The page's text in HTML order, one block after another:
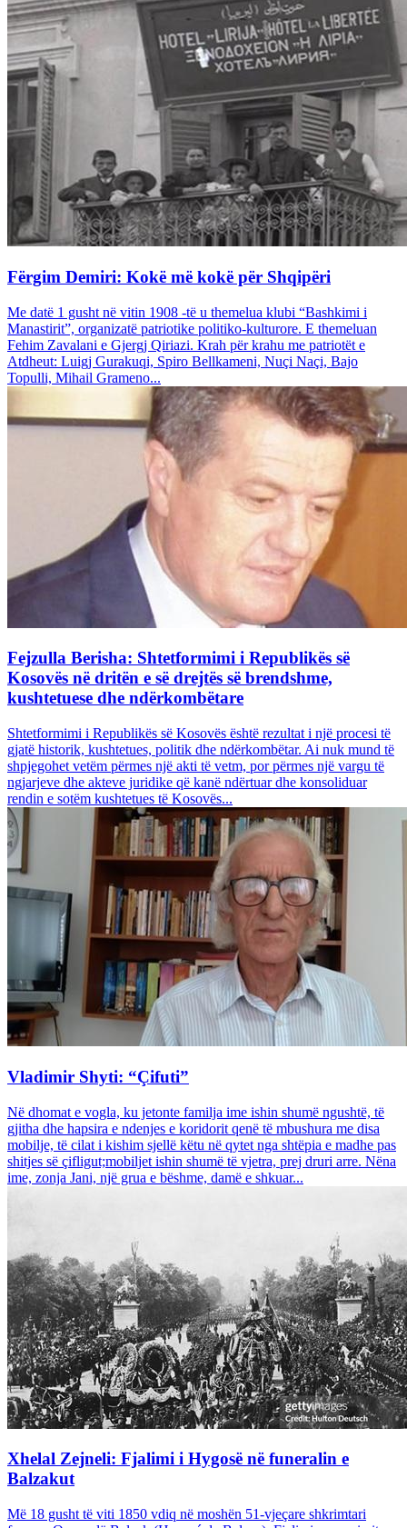
Fërgim Demiri: Kokë më kokë për Shqipëri
Me datë 1 gusht në vitin 1908 -të u themelua klubi “Bashkimi i
Manastirit”, organizatë patriotike politiko-kulturore. E themeluan
Fehim Zavalani e Gjergj Qiriazi. Krah për krahu me patriotët e
Atdheut: Luigj Gurakuqi, Spiro Bellkameni, Nuçi Naçi, Bajo
Topulli, Mihail Grameno...
Fejzulla Berisha: Shtetformimi i Republikës së
Kosovës në dritën e së drejtës së brendshme,
kushtetuese dhe ndërkombëtare
Shtetformimi i Republikës së Kosovës është rezultat i një procesi të
gjatë historik, kushtetues, politik dhe ndërkombëtar. Ai nuk mund të
shpjegohet vetëm përmes një akti të vetm, por përmes një vargu të
ngjarjeve dhe akteve juridike që kanë ndërtuar dhe konsoliduar
rendin e sotëm kushtetues të Kosovës...
Vladimir Shyti: “Çifuti”
Në dhomat e vogla, ku jetonte familja ime ishin shumë ngushtë, të
gjitha dhe hapsira e ndenjes e koridorit qenë të mbushura me disa
mobilje, të cilat i kishim sjellë këtu në qytet nga shtëpia e madhe pas
shitjes së çifligut;mobiljet ishin shumë të vjetra, prej druri arre. Nëna
ime, zonja Jani, një grua e bëshme, damë e shkuar...
Xhelal Zejneli: Fjalimi i Hygosë në funeralin e
Balzakut
Më 18 gusht të viti 1850 vdiq në moshën 51-vjeçare shkrimtari